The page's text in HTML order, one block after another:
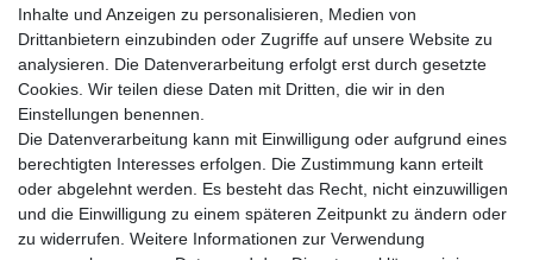
VERSAND
SICHER EINKAUFEN
Sicher einkaufen mit
durchgehender SSL-Verschlüsselung
Inhalte und Anzeigen zu personalisieren, Medien von
Drittanbietern einzubinden oder Zugriffe auf unsere Website zu
analysieren. Die Datenverarbeitung erfolgt erst durch gesetzte
Cookies. Wir teilen diese Daten mit Dritten, die wir in den
Einstellungen benennen.
Die Datenverarbeitung kann mit Einwilligung oder aufgrund eines
berechtigten Interesses erfolgen. Die Zustimmung kann erteilt
oder abgelehnt werden. Es besteht das Recht, nicht einzuwilligen
und die Einwilligung zu einem späteren Zeitpunkt zu ändern oder
zu widerrufen. Weitere Informationen zur Verwendung